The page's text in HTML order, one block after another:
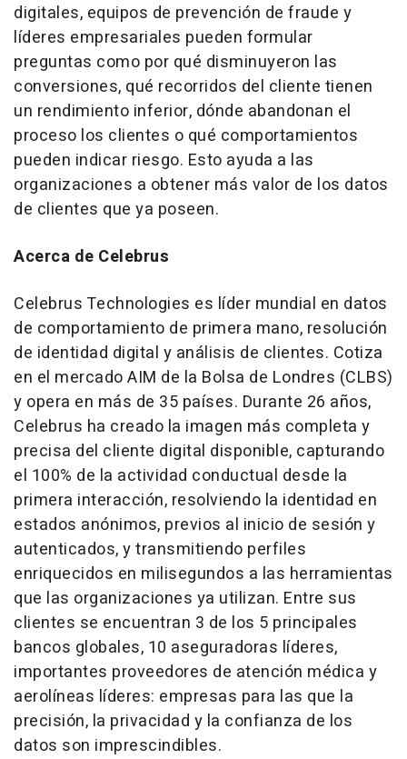
digitales, equipos de prevención de fraude y
líderes empresariales pueden formular
preguntas como por qué disminuyeron las
conversiones, qué recorridos del cliente tienen
un rendimiento inferior, dónde abandonan el
proceso los clientes o qué comportamientos
pueden indicar riesgo. Esto ayuda a las
organizaciones a obtener más valor de los datos
de clientes que ya poseen.
Acerca de Celebrus
Celebrus Technologies es líder mundial en datos
de comportamiento de primera mano, resolución
de identidad digital y análisis de clientes. Cotiza
en el mercado AIM de la Bolsa de Londres (CLBS)
y opera en más de 35 países. Durante 26 años,
Celebrus ha creado la imagen más completa y
precisa del cliente digital disponible, capturando
el 100% de la actividad conductual desde la
primera interacción, resolviendo la identidad en
estados anónimos, previos al inicio de sesión y
autenticados, y transmitiendo perfiles
enriquecidos en milisegundos a las herramientas
que las organizaciones ya utilizan. Entre sus
clientes se encuentran 3 de los 5 principales
bancos globales, 10 aseguradoras líderes,
importantes proveedores de atención médica y
aerolíneas líderes: empresas para las que la
precisión, la privacidad y la confianza de los
datos son imprescindibles.